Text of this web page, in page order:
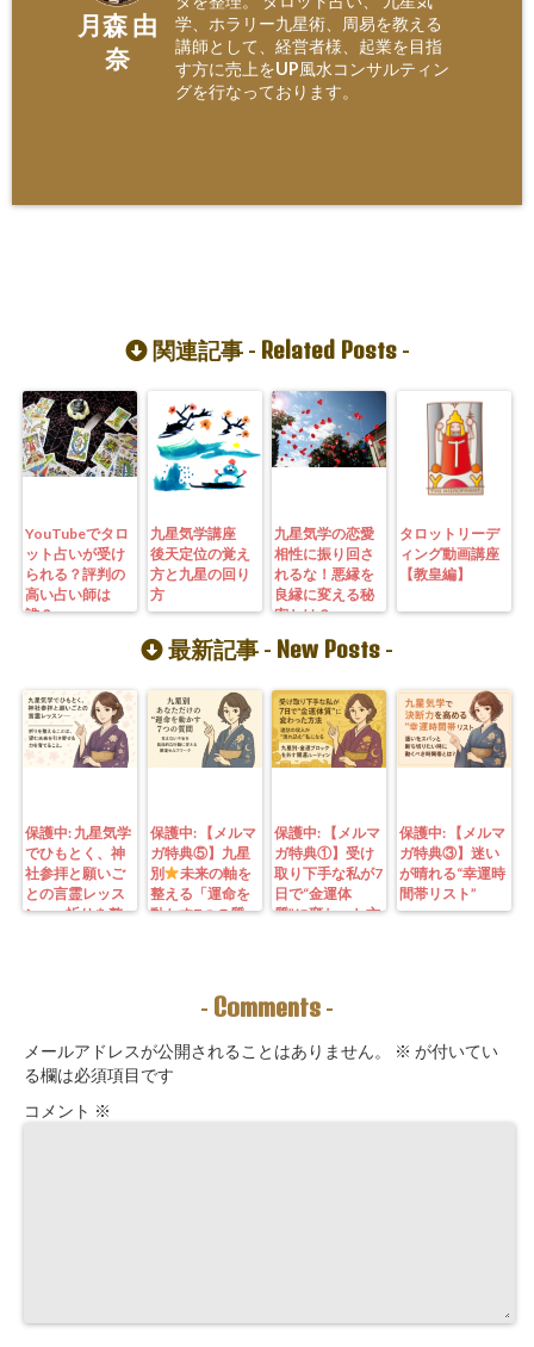
月森 由
奈
学、ホラリー九星術、周易を教える
講師として、経営者様、起業を目指
す方に売上をUP風水コンサルティン
グを行なっております。
関連記事 - Related Posts-
YouTubeでタロ
ット占いが受け
られる？評判の
高い占い師は
誰？
九星気学講座
後天定位の覚え
方と九星の回り
方
九星気学の恋愛
相性に振り回さ
れるな！悪縁を
良縁に変える秘
密とは？
タロットリーデ
ィング動画講座
【教皇編】
最新記事 - New Posts -
保護中: 九星気学
でひもとく、神
社参拝と願いご
との言霊レッス
ン—— 祈りを整
保護中: 【メルマ
ガ特典⑤】九星
別
未来の軸を
整える「運命を
動かす7つの質
ーチングできま
保護中: 【メルマ
ガ特典①】受け
取り下手な私が7
日で“金運体
質”に変わった方
九星別・金運ブ
ロックを外す開
保護中: 【メルマ
ガ特典③】迷い
が晴れる“幸運時
間帯リスト”
- Comments -
メールアドレスが公開されることはありません。 ※ が付いてい
る欄は必須項目です
コメント ※